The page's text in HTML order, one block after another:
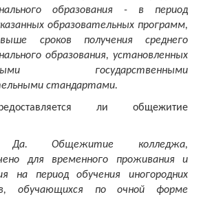
образования - в период
образовательных программ,
сроков получения среднего
образования, установленных
государственными
стандартами.
ли общежитие
Общежитие колледжа,
для временного проживания и
на период обучения иногородних
обучающихся по очной форме